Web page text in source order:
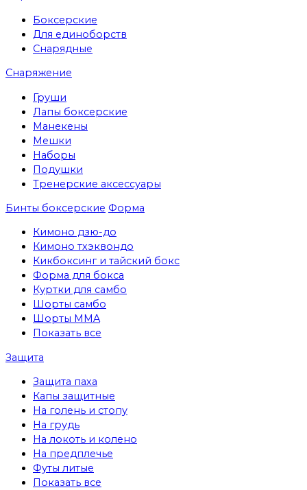
Боксерские
Для единоборств
Снарядные
Снаряжение
Груши
Лапы боксерские
Манекены
Мешки
Наборы
Подушки
Тренерские аксессуары
Бинты боксерские Форма
Кимоно дзю-до
Кимоно тхэквондо
Кикбоксинг и тайский бокс
Форма для бокса
Куртки для самбо
Шорты самбо
Шорты MMA
Показать все
Защита
Защита паха
Капы защитные
На голень и стопу
На грудь
На локоть и колено
На предплечье
Футы литые
Показать все